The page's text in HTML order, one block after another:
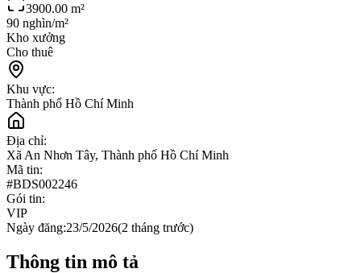
3900.00 m²
90 nghìn/m²
Kho xưởng
Cho thuê
Khu vực:
Thành phố Hồ Chí Minh
Địa chỉ:
Xã An Nhơn Tây, Thành phố Hồ Chí Minh
Mã tin:
#BDS002246
Gói tin:
VIP
Ngày đăng:23/5/2026(2 tháng trước)
Thông tin mô tả